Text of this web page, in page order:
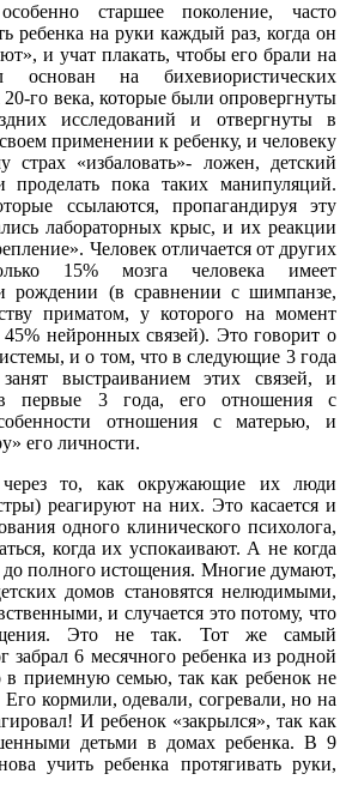
старшее поколение, часто
ребенка на руки каждый раз, когда он
и учат плакать, чтобы его брали на
на бихевиористических
20-го века, которые были опровергнуты
исследований и отвергнуты в
применении к ребенку, и человеку
«избаловать»- ложен, детский
проделать пока таких манипуляций.
ссылаются, пропагандируя эту
лабораторных крыс, и их реакции
Человек отличается от других
15% мозга человека имеет
рождении (в сравнении с шимпанзе,
приматом, у которого на момент
нейронных связей). Это говорит о
и о том, что в следующие 3 года
выстраиванием этих связей, и
первые 3 года, его отношения с
отношения с матерью, и
его личности.
то, как окружающие их люди
реагируют на них. Это касается и
одного клинического психолога,
когда их успокаивают. А не когда
до полного истощения. Многие думают,
домов становятся нелюдимыми,
и случается это потому, что
Это не так. Тот же самый
забрал 6 месячного ребенка из родной
в приемную семью, так как ребенок не
кормили, одевали, согревали, но на
И ребенок «закрылся», так как
детьми в домах ребенка. В 9
учить ребенка протягивать руки,